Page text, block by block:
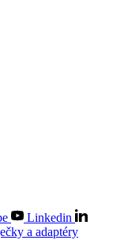
Linkedin
a adaptéry